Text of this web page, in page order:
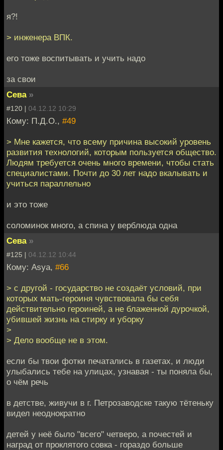
я?!
> инженера ВПК.
его тоже воспитывать и учить надо
за свои
Сева »
#120 | 04.12.12 10:29
Кому: П.Д.О., #49
> Мне кажется, что всему причина высокий уровень
развития технологий, которым пользуется общество.
Людям требуется очень много времени, чтобы стать
специалистами. Почти до 30 лет надо вкалывать и
учиться параллельно
и это тоже
соломинок много, а спина у верблюда одна
Сева »
#125 | 04.12.12 10:44
Кому: Asya, #66
> с другой - государство не создаёт условий, при
которых мать-героиня чувствовала бы себя
действительно героиней, а не блаженной дурочкой,
убившей жизнь на стирку и уборку
>
> Дело вообще не в этом.
если бы твои фотки печатались в газетах, и люди
улыбались тебе на улицах, узнавая - ты поняла бы,
о чём речь
в детстве, живучи в г. Петрозаводске такую тётеньку
видел неоднократно
детей у неё было "всего" четверо, а почестей и
наград от проклятого совка - гораздо больше